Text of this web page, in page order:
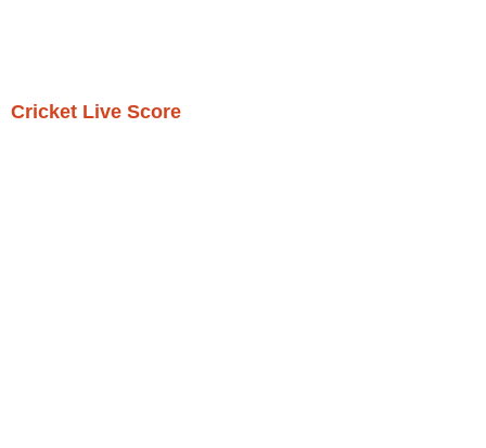
Cricket Live Score